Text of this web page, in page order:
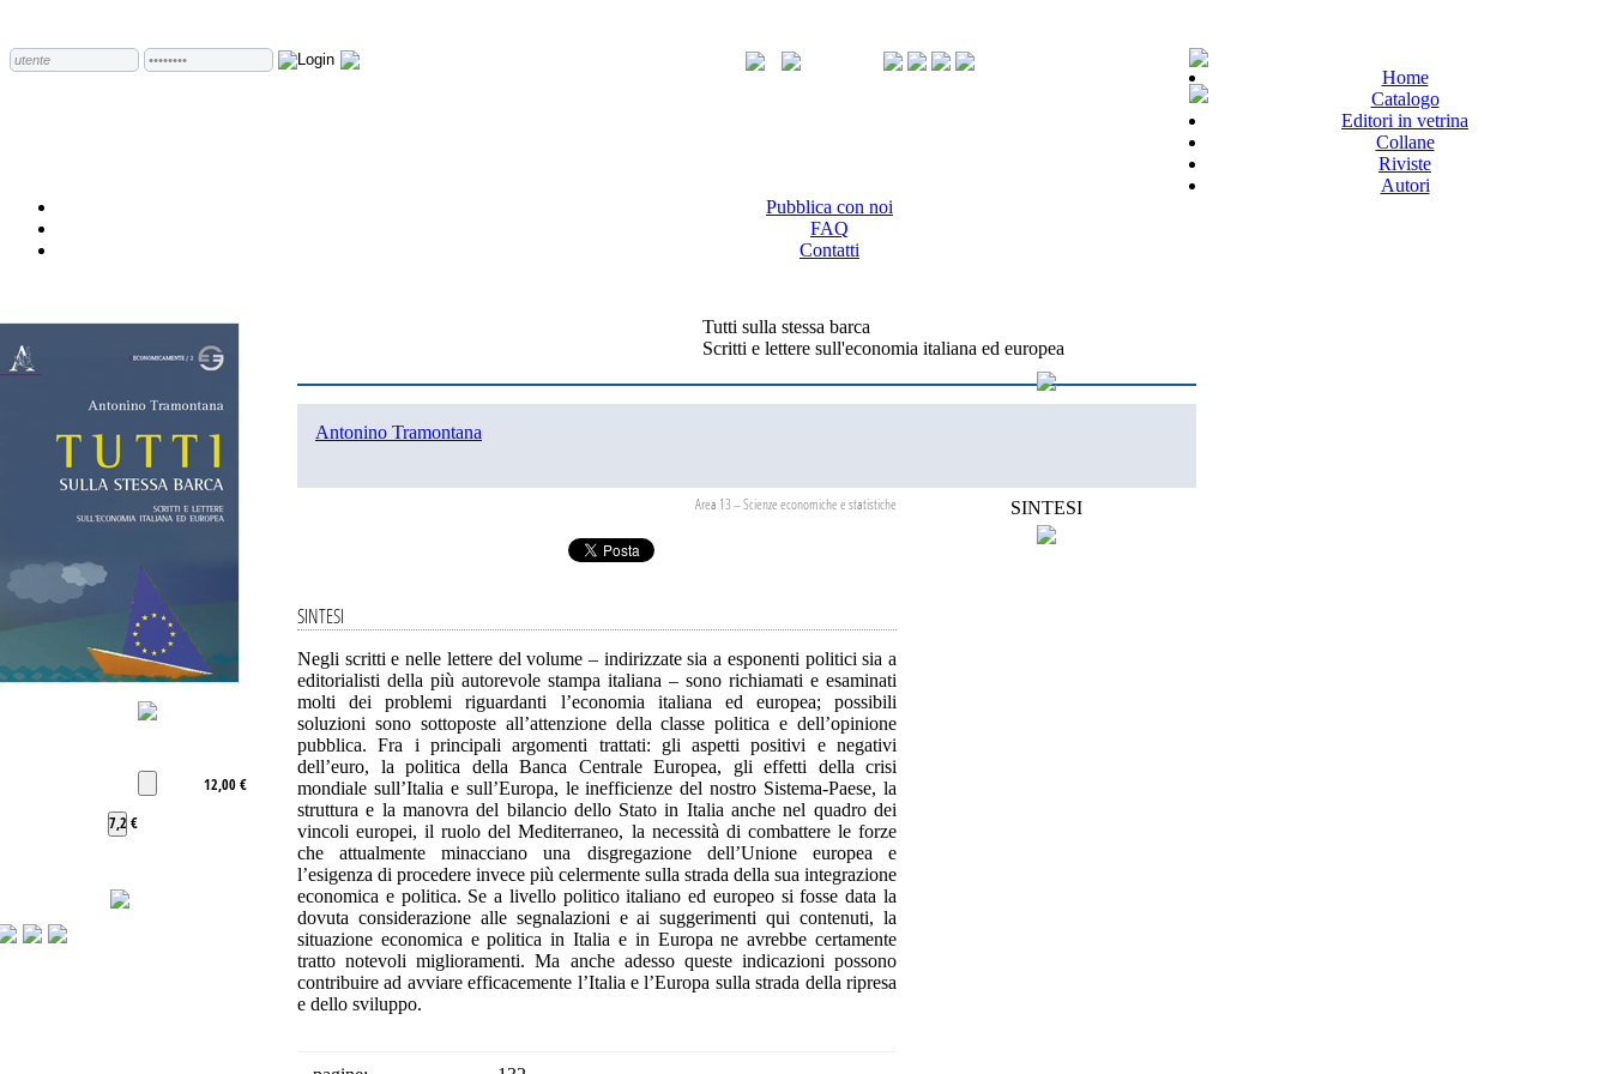
Home
Catalogo
Editori in vetrina
Collane
Riviste
Autori
Pubblica con noi
FAQ
Contatti
Tutti sulla stessa barca
Scritti e lettere sull'economia italiana ed europea
12,00 €
7,2 €
Antonino Tramontana
Area 13 – Scienze economiche e statistiche
SINTESI
Negli scritti e nelle lettere del volume – indirizzate sia a esponenti politici sia a
editorialisti della più autorevole stampa italiana – sono richiamati e esaminati
molti dei problemi riguardanti l’economia italiana ed europea; possibili
soluzioni sono sottoposte all’attenzione della classe politica e dell’opinione
pubblica. Fra i principali argomenti trattati: gli aspetti positivi e negativi
dell’euro, la politica della Banca Centrale Europea, gli effetti della crisi
mondiale sull’Italia e sull’Europa, le inefficienze del nostro Sistema-Paese, la
struttura e la manovra del bilancio dello Stato in Italia anche nel quadro dei
vincoli europei, il ruolo del Mediterraneo, la necessità di combattere le forze
che attualmente minacciano una disgregazione dell’Unione europea e
l’esigenza di procedere invece più celermente sulla strada della sua integrazione
economica e politica. Se a livello politico italiano ed europeo si fosse data la
dovuta considerazione alle segnalazioni e ai suggerimenti qui contenuti, la
situazione economica e politica in Italia e in Europa ne avrebbe certamente
tratto notevoli miglioramenti. Ma anche adesso queste indicazioni possono
contribuire ad avviare efficacemente l’Italia e l’Europa sulla strada della ripresa
e dello sviluppo.
SINTESI